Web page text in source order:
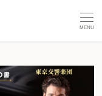
MENU